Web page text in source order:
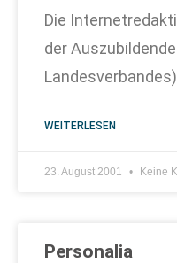
Die
der
Landesverbandes)
WEITERLESEN
23. August 2001 Keine
Personalia